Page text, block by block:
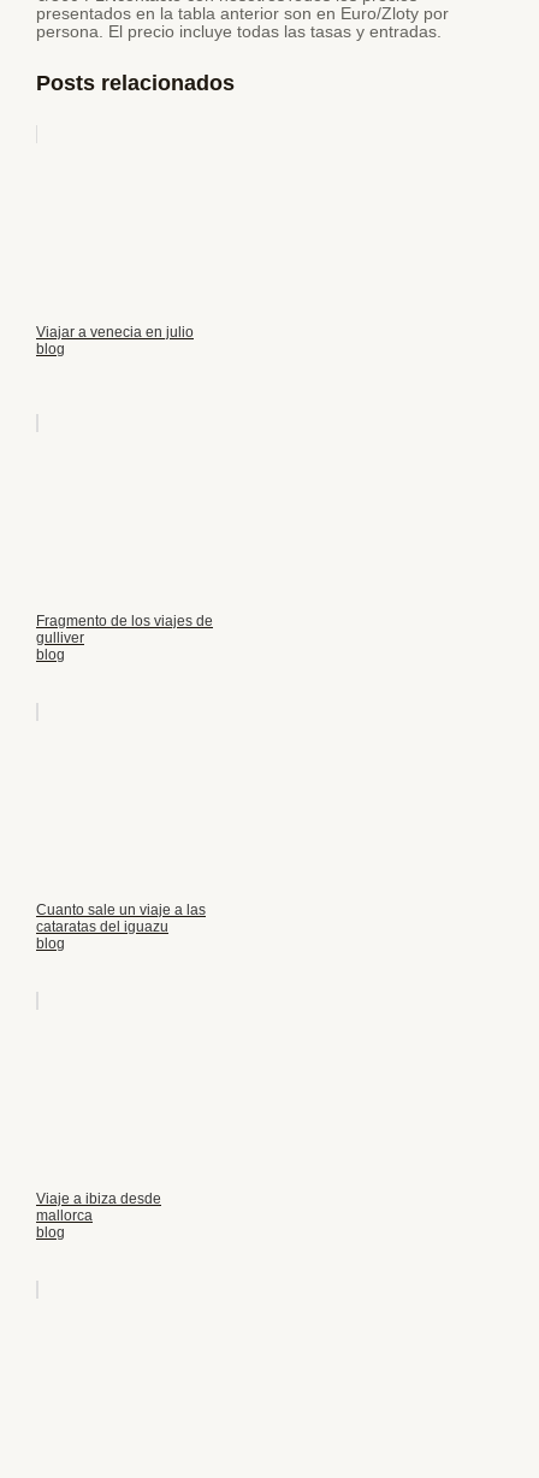
presentados en la tabla anterior son en Euro/Zloty por
persona. El precio incluye todas las tasas y entradas.
Posts relacionados
Viajar a venecia en julio
blog
Fragmento de los viajes de
gulliver
blog
Cuanto sale un viaje a las
cataratas del iguazu
blog
Viaje a ibiza desde
mallorca
blog